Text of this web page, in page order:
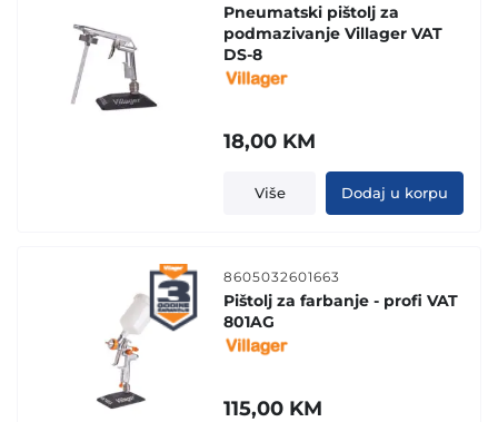
Pneumatski pištolj za
podmazivanje Villager VAT
DS-8
18,00 KM
Više Dodaj u korpu
8605032601663
Pištolj za farbanje - profi VAT
801AG
115,00 KM